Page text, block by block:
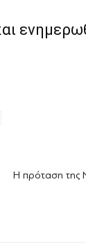
Η πρόταση της